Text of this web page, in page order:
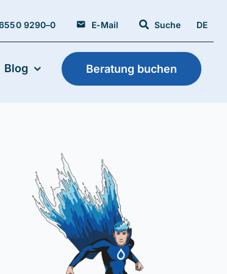
9290–0 E-Mail Suche DE
Blog Beratung buchen